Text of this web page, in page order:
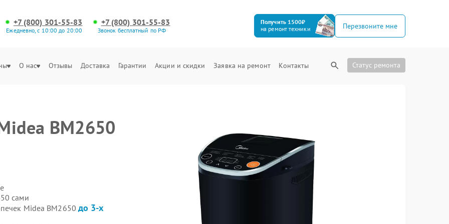
+7 (800) 301-55-83
Ежедневно, с 10:00 до 20:00
+7 (800) 301-55-83
Звонок бесплатный по РФ
Получить 1500₽
на ремонт техники
Перезвоните мне
О нас Отзывы Доставка Гарантии Акции и скидки Заявка на ремонт Контакты Статус ремонта
BM2650
сами
Midea BM2650 до 3-х